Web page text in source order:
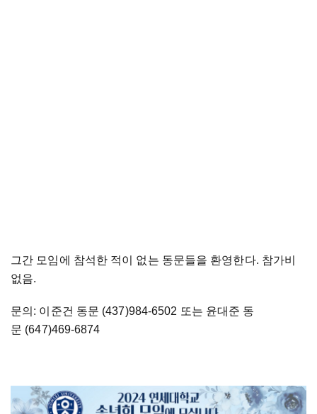
그간 모임에 참석한 적이 없는 동문들을 환영한다. 참가비
없음.
문의: 이준건 동문 (437)984-6502 또는 윤대준 동
문 (647)469-6874